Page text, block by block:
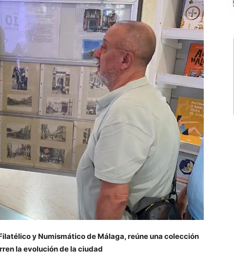
y Numismático de Málaga, reúne una colección
la evolución de la ciudad